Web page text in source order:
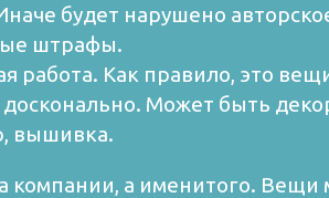
будет нарушено
штрафы.
работа. Как правило, это
Может быть
вышивка.
компании, а именитого. Вещи